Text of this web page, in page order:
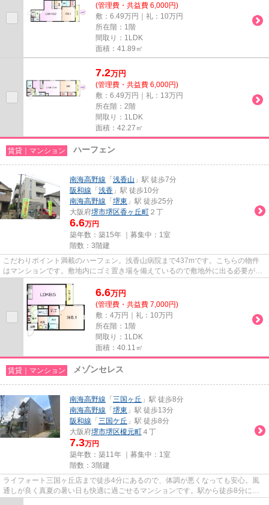
(管理費・共益費 6,000円)
敷：6.49万円｜礼：10万円
所在階：1階
間取り：1LDK
面積：41.89㎡
7.2万円
(管理費・共益費 6,000円)
敷：6.49万円｜礼：13万円
所在階：2階
間取り：1LDK
面積：42.27㎡
賃貸｜マンション ハーフェン
南海高野線 「 浅香山 」駅 徒歩7分
阪和線 「 浅香 」駅 徒歩10分
南海高野線 「 堺東 」駅 徒歩25分
大阪府堺市堺区香ヶ丘町 ２丁
6.6万円
築年数：築15年 ｜募集中： 1室
階数：3階建
こだわりポイント満載のハーフェン。浅香山病院まで437mです。こちらの物件
はマンションです。敷地内にゴミ置き場を備えているので敷地外に出る必要が無
6.6万円
(管理費・共益費 7,000円)
敷：4万円｜礼：10万円
所在階：1階
間取り：1LDK
面積：40.11㎡
賃貸｜マンション メゾンセレス
南海高野線 「 三国ヶ丘 」駅 徒歩8分
南海高野線 「 堺東 」駅 徒歩13分
阪和線 「 三国ケ丘 」駅 徒歩8分
大阪府堺市堺区榎元町 ４丁
7.3万円
築年数：築11年 ｜募集中： 1室
階数：3階建
ライフォート三国ヶ丘店まで徒歩4分にあるので、体調が悪くなっても安心。風
通しが良く真夏の暑い日も快適に過ごせるマンションです。駅から徒歩8分にあ